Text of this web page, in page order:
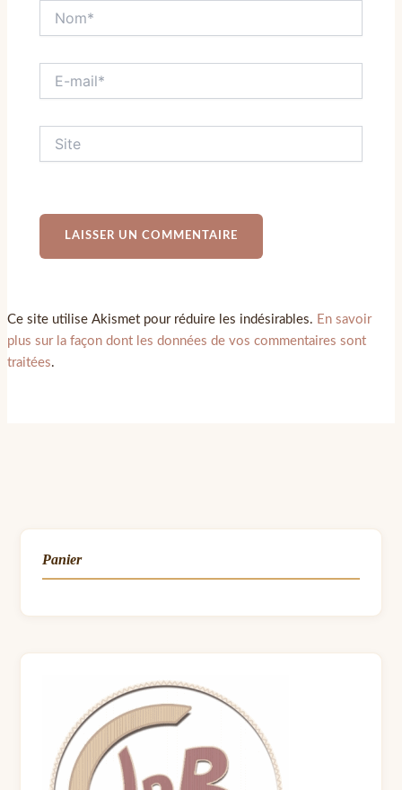
Ce site utilise Akismet pour réduire les indésirables. En savoir
plus sur la façon dont les données de vos commentaires sont
traitées.
Panier